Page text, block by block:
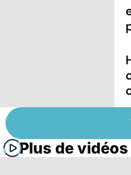
Plus de vidéos